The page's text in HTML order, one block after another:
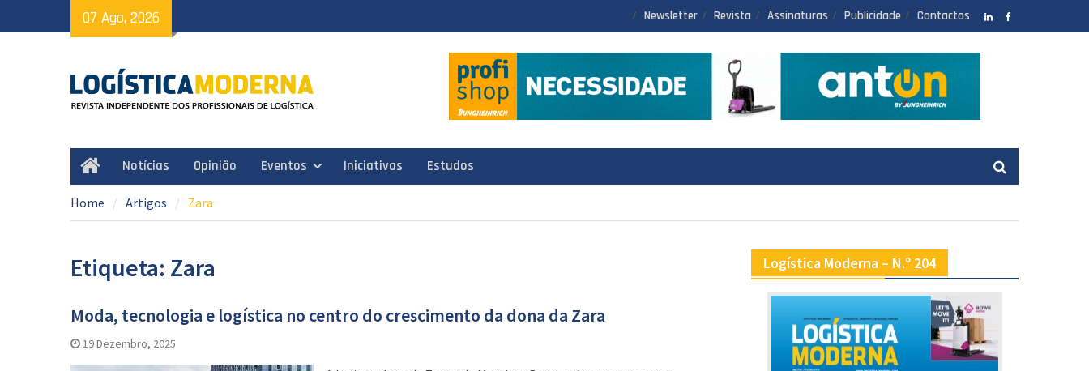
to
07 Ago, 2026 Newsletter Revista Assinaturas Publicidade Contactos
HomeNotícias Opinião Eventos Iniciativas Estudos
Home Artigos Zara
Etiqueta: Zara
Moda, tecnologia e logística no centro do crescimento da dona da Zara
19 Dezembro, 2025
Logística Moderna – N.º 204